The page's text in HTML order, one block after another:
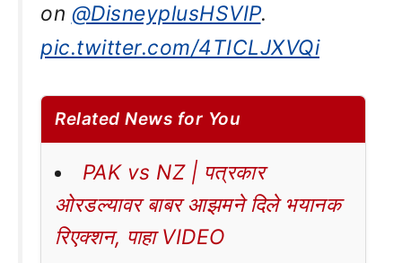
on @DisneyplusHSVIP.
pic.twitter.com/4TICLJXVQi
Related News for You
PAK vs NZ | पत्रकार
ओरडल्यावर बाबर आझमने दिले भयानक
रिएक्शन, पाहा VIDEO